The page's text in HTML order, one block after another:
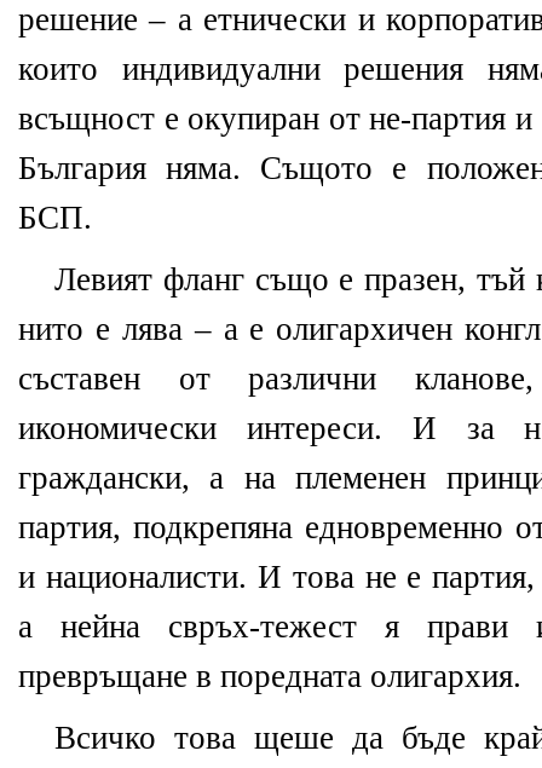
решение – а етнически и
които индивидуални решения
всъщност е окупиран от не-партия и
България няма. Същото е
БСП.
Левият фланг също е празен,
нито е лява – а е олигархичен
съставен от различни
икономически интереси. И за
граждански, а на племенен
партия, подкрепяна едновременно
и националисти. И това не е
а нейна свръх-тежест я прави
превръщане в поредната олигархия.
Всичко това щеше да бъде